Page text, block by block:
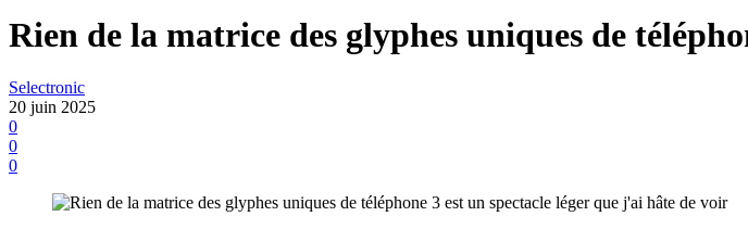
Rien de la matrice des glyphes uniques de
Selectronic
20 juin 2025
0
0
0